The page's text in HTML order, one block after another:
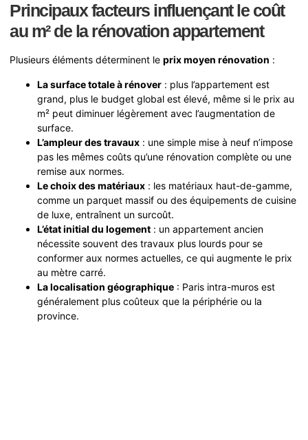
Principaux facteurs influençant le coût
au m² de la rénovation appartement
Plusieurs éléments déterminent le prix moyen rénovation :
La surface totale à rénover : plus l’appartement est
grand, plus le budget global est élevé, même si le prix au
m² peut diminuer légèrement avec l’augmentation de
surface.
L’ampleur des travaux : une simple mise à neuf n’impose
pas les mêmes coûts qu’une rénovation complète ou une
remise aux normes.
Le choix des matériaux : les matériaux haut-de-gamme,
comme un parquet massif ou des équipements de cuisine
de luxe, entraînent un surcoût.
L’état initial du logement : un appartement ancien
nécessite souvent des travaux plus lourds pour se
conformer aux normes actuelles, ce qui augmente le prix
au mètre carré.
La localisation géographique : Paris intra-muros est
généralement plus coûteux que la périphérie ou la
province.